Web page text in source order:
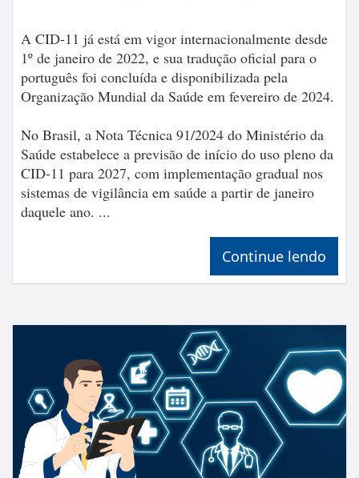
A CID-11 já está em vigor internacionalmente desde
1º de janeiro de 2022, e sua tradução oficial para o
português foi concluída e disponibilizada pela
Organização Mundial da Saúde em fevereiro de 2024.
No Brasil, a Nota Técnica 91/2024 do Ministério da
Saúde estabelece a previsão de início do uso pleno da
CID-11 para 2027, com implementação gradual nos
sistemas de vigilância em saúde a partir de janeiro
daquele ano. ...
Continue lendo